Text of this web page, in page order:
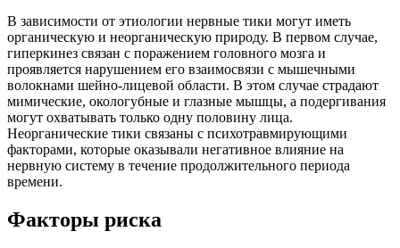
В зависимости от этиологии нервные тики могут иметь
органическую и неорганическую природу. В первом случае,
гиперкинез связан с поражением головного мозга и
проявляется нарушением его взаимосвязи с мышечными
волокнами шейно-лицевой области. В этом случае страдают
мимические, окологубные и глазные мышцы, а подергивания
могут охватывать только одну половину лица.
Неорганические тики связаны с психотравмирующими
факторами, которые оказывали негативное влияние на
нервную систему в течение продолжительного периода
времени.
Факторы риска